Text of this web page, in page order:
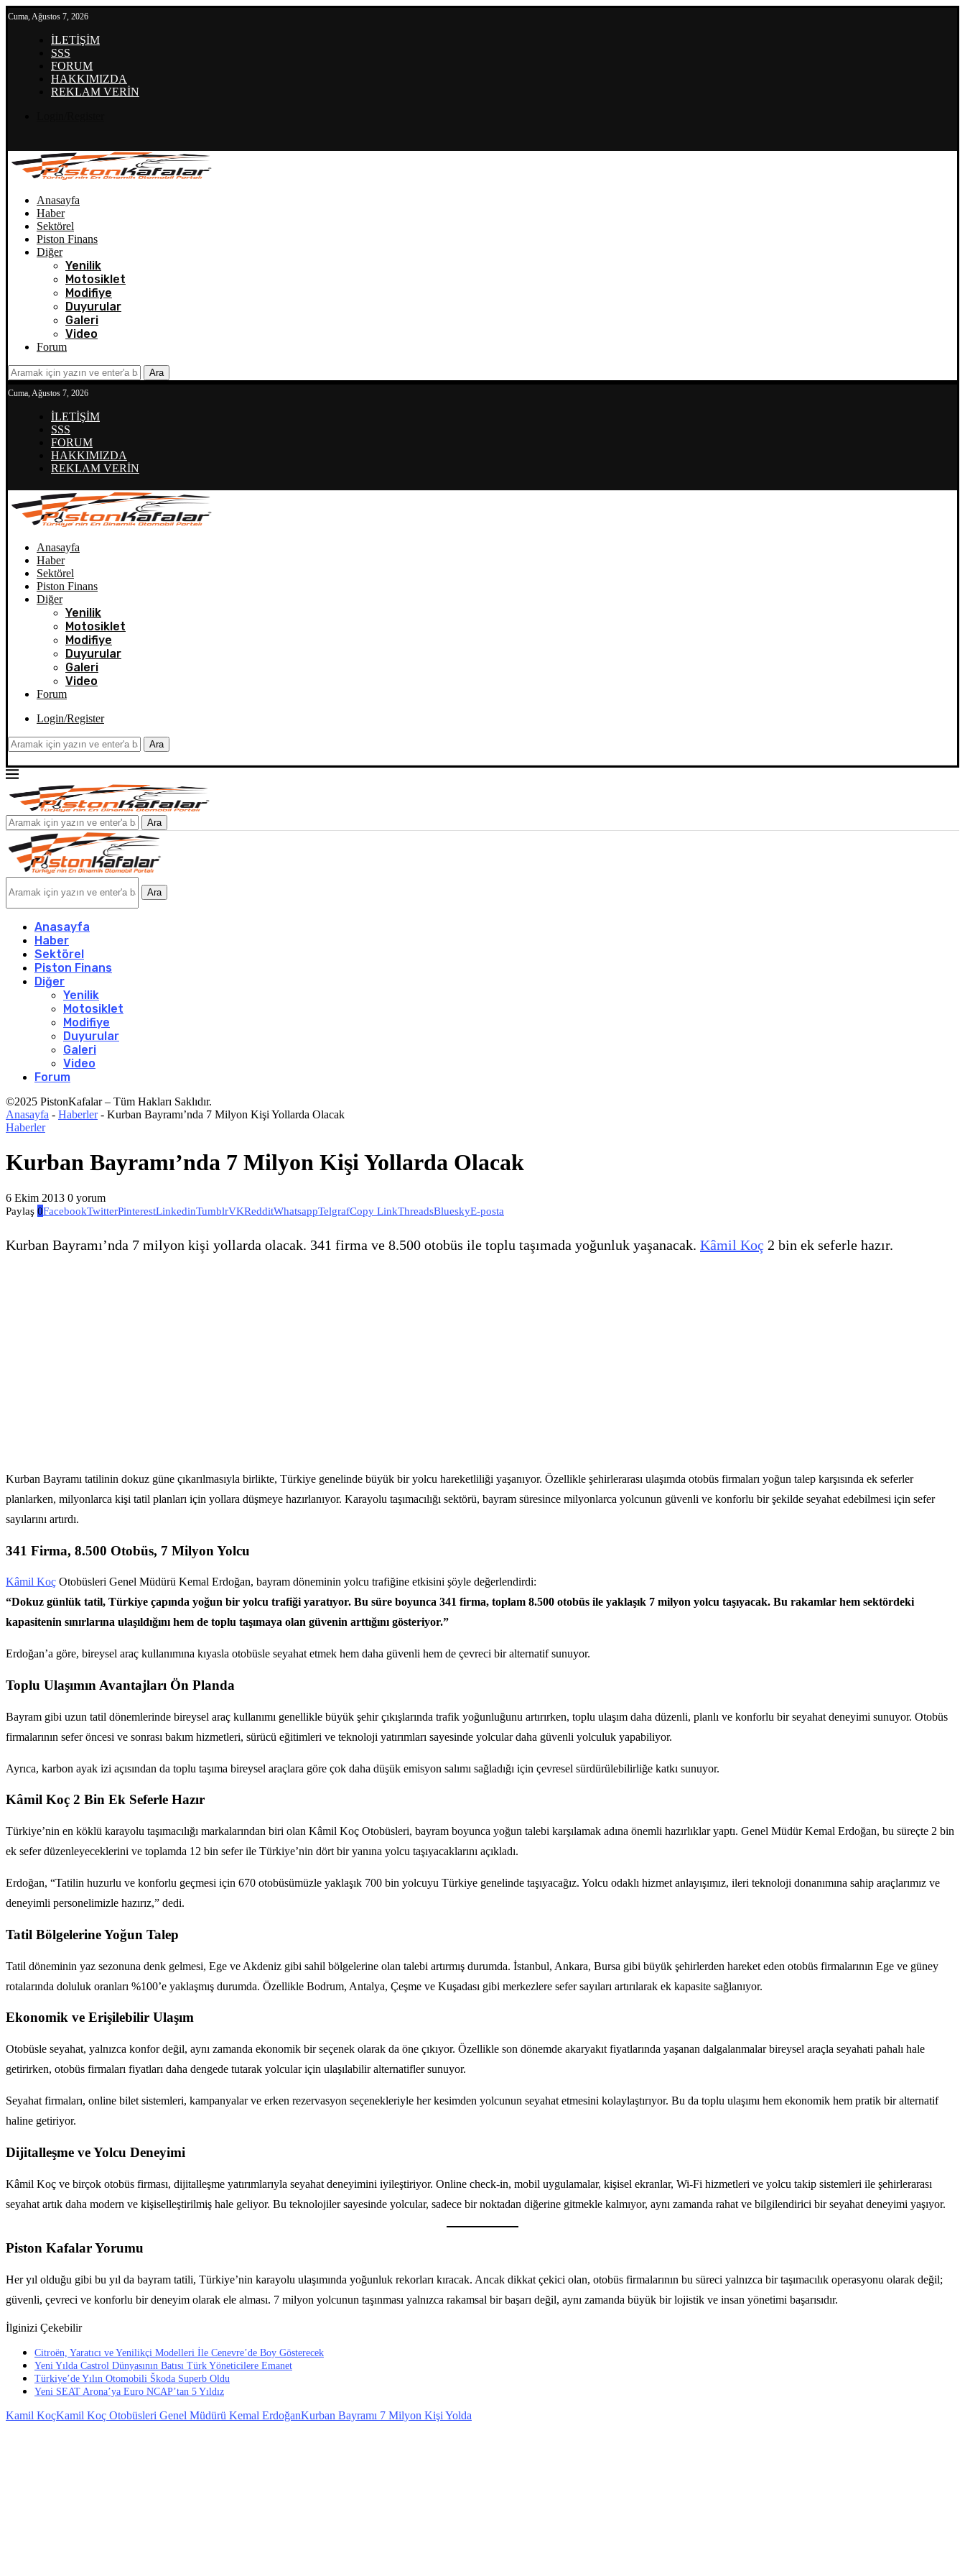
Cuma, Ağustos 7, 2026
İLETİŞİM
SSS
FORUM
HAKKIMIZDA
REKLAM VERİN
Anasayfa
Haber
Sektörel
Piston Finans
Diğer
Yenilik
Motosiklet
Modifiye
Duyurular
Galeri
Video
Forum
Ara
Cuma, Ağustos 7, 2026
İLETİŞİM
SSS
FORUM
HAKKIMIZDA
REKLAM VERİN
Anasayfa
Haber
Sektörel
Piston Finans
Diğer
Yenilik
Motosiklet
Modifiye
Duyurular
Galeri
Video
Forum
Login/Register
Ara
Ara
Ara
Anasayfa
Haber
Sektörel
Piston Finans
Diğer
Yenilik
Motosiklet
Modifiye
Duyurular
Galeri
Video
Forum
©2025 PistonKafalar – Tüm Hakları Saklıdır.
Anasayfa - Haberler- Kurban Bayramı’nda 7 Milyon Kişi Yollarda Olacak
Haberler
Kurban Bayramı’nda 7 Milyon Kişi Yollarda Olacak
6 Ekim 2013 0 yorum
Paylaş 0FacebookTwitterPinterestLinkedinTumblrVKRedditWhatsappTelgrafCopy LinkThreadsBlueskyE-posta
Kurban Bayramı’nda 7 milyon kişi yollarda olacak. 341 firma ve 8.500 otobüs ile toplu taşımada yoğunluk yaşanacak. Kâmil Koç 2 bin ek seferle hazır.
Kurban Bayramı tatilinin dokuz güne çıkarılmasıyla birlikte, Türkiye genelinde büyük bir yolcu hareketliliği yaşanıyor. Özellikle şehirlerarası ulaşımda otobüs firmaları yoğun talep karşısında ek seferler
planlarken, milyonlarca kişi tatil planları için yollara düşmeye hazırlanıyor. Karayolu taşımacılığı sektörü, bayram süresince milyonlarca yolcunun güvenli ve konforlu bir şekilde seyahat edebilmesi için sefer
sayılarını artırdı.
341 Firma, 8.500 Otobüs, 7 Milyon Yolcu
Kâmil Koç Otobüsleri Genel Müdürü Kemal Erdoğan, bayram döneminin yolcu trafiğine etkisini şöyle değerlendirdi:
“Dokuz günlük tatil, Türkiye çapında yoğun bir yolcu trafiği yaratıyor. Bu süre boyunca 341 firma, toplam 8.500 otobüs ile yaklaşık 7 milyon yolcu taşıyacak. Bu rakamlar hem sektördeki
kapasitenin sınırlarına ulaşıldığını hem de toplu taşımaya olan güvenin arttığını gösteriyor.”
Erdoğan’a göre, bireysel araç kullanımına kıyasla otobüsle seyahat etmek hem daha güvenli hem de çevreci bir alternatif sunuyor.
Toplu Ulaşımın Avantajları Ön Planda
Bayram gibi uzun tatil dönemlerinde bireysel araç kullanımı genellikle büyük şehir çıkışlarında trafik yoğunluğunu artırırken, toplu ulaşım daha düzenli, planlı ve konforlu bir seyahat deneyimi sunuyor. Otobüs
firmalarının sefer öncesi ve sonrası bakım hizmetleri, sürücü eğitimleri ve teknoloji yatırımları sayesinde yolcular daha güvenli yolculuk yapabiliyor.
Ayrıca, karbon ayak izi açısından da toplu taşıma bireysel araçlara göre çok daha düşük emisyon salımı sağladığı için çevresel sürdürülebilirliğe katkı sunuyor.
Kâmil Koç 2 Bin Ek Seferle Hazır
Türkiye’nin en köklü karayolu taşımacılığı markalarından biri olan Kâmil Koç Otobüsleri, bayram boyunca yoğun talebi karşılamak adına önemli hazırlıklar yaptı. Genel Müdür Kemal Erdoğan, bu süreçte 2 bin
ek sefer düzenleyeceklerini ve toplamda 12 bin sefer ile Türkiye’nin dört bir yanına yolcu taşıyacaklarını açıkladı.
Erdoğan, “Tatilin huzurlu ve konforlu geçmesi için 670 otobüsümüzle yaklaşık 700 bin yolcuyu Türkiye genelinde taşıyacağız. Yolcu odaklı hizmet anlayışımız, ileri teknoloji donanımına sahip araçlarımız ve
deneyimli personelimizle hazırız,” dedi.
Tatil Bölgelerine Yoğun Talep
Tatil döneminin yaz sezonuna denk gelmesi, Ege ve Akdeniz gibi sahil bölgelerine olan talebi artırmış durumda. İstanbul, Ankara, Bursa gibi büyük şehirlerden hareket eden otobüs firmalarının Ege ve güney
rotalarında doluluk oranları %100’e yaklaşmış durumda. Özellikle Bodrum, Antalya, Çeşme ve Kuşadası gibi merkezlere sefer sayıları artırılarak ek kapasite sağlanıyor.
Ekonomik ve Erişilebilir Ulaşım
Otobüsle seyahat, yalnızca konfor değil, aynı zamanda ekonomik bir seçenek olarak da öne çıkıyor. Özellikle son dönemde akaryakıt fiyatlarında yaşanan dalgalanmalar bireysel araçla seyahati pahalı hale
getirirken, otobüs firmaları fiyatları daha dengede tutarak yolcular için ulaşılabilir alternatifler sunuyor.
Seyahat firmaları, online bilet sistemleri, kampanyalar ve erken rezervasyon seçenekleriyle her kesimden yolcunun seyahat etmesini kolaylaştırıyor. Bu da toplu ulaşımı hem ekonomik hem pratik bir alternatif
haline getiriyor.
Dijitalleşme ve Yolcu Deneyimi
Kâmil Koç ve birçok otobüs firması, dijitalleşme yatırımlarıyla seyahat deneyimini iyileştiriyor. Online check-in, mobil uygulamalar, kişisel ekranlar, Wi-Fi hizmetleri ve yolcu takip sistemleri ile şehirlerarası
seyahat artık daha modern ve kişiselleştirilmiş hale geliyor. Bu teknolojiler sayesinde yolcular, sadece bir noktadan diğerine gitmekle kalmıyor, aynı zamanda rahat ve bilgilendirici bir seyahat deneyimi yaşıyor.
Piston Kafalar Yorumu
Her yıl olduğu gibi bu yıl da bayram tatili, Türkiye’nin karayolu ulaşımında yoğunluk rekorları kıracak. Ancak dikkat çekici olan, otobüs firmalarının bu süreci yalnızca bir taşımacılık operasyonu olarak değil;
güvenli, çevreci ve konforlu bir deneyim olarak ele alması. 7 milyon yolcunun taşınması yalnızca rakamsal bir başarı değil, aynı zamanda büyük bir lojistik ve insan yönetimi başarısıdır.
İlginizi Çekebilir
Citroën, Yaratıcı ve Yenilikçi Modelleri İle Cenevre’de Boy Gösterecek
Yeni Yılda Castrol Dünyasının Batısı Türk Yöneticilere Emanet
Türkiye’de Yılın Otomobili Škoda Superb Oldu
Yeni SEAT Arona’ya Euro NCAP’tan 5 Yıldız
Kamil KoçKamil Koç Otobüsleri Genel Müdürü Kemal ErdoğanKurban Bayramı 7 Milyon Kişi Yolda